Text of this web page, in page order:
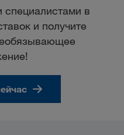
в
и получите